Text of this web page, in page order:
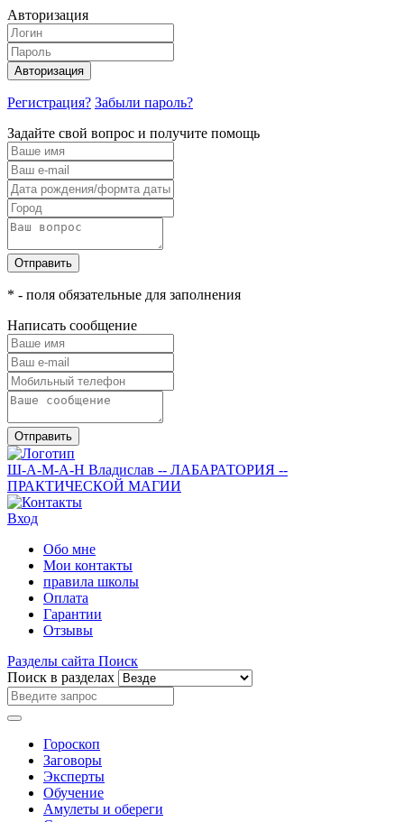
Авторизация
Авторизация
Регистрация? Забыли пароль?
Задайте свой вопрос и получите помощь
Отправить
* - поля обязательные для заполнения
Написать сообщение
Отправить
Ш-А-М-А-Н Владислав -- ЛАБАРАТОРИЯ --
ПРАКТИЧЕСКОЙ МАГИИ
Вход
Обо мне
Мои контакты
правила школы
Оплата
Гарантии
Отзывы
Разделы сайта Поиск
Поиск в разделах
Гороскоп
Заговоры
Эксперты
Обучение
Амулеты и обереги